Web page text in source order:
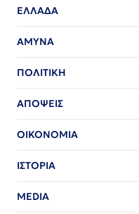
ΕΛΛΑΔΑ
ΑΜΥΝΑ
ΠΟΛΙΤΙΚΗ
ΑΠΟΨΕΙΣ
ΟΙΚΟΝΟΜΙΑ
ΙΣΤΟΡΙΑ
MEDIA